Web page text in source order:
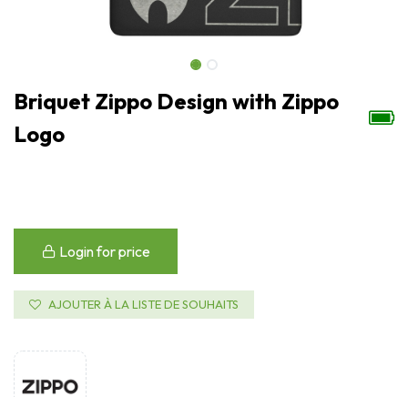
Briquet Zippo Design with Zippo
Logo
Login for price
AJOUTER À LA LISTE DE SOUHAITS